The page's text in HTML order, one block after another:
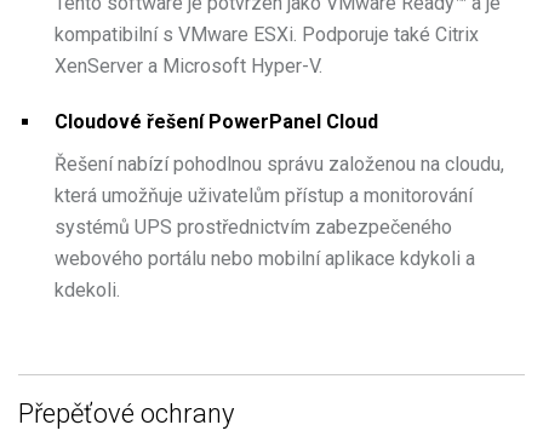
kompatibilní s VMware ESXi. Podporuje také Citrix
XenServer a Microsoft Hyper-V.
Cloudové řešení PowerPanel Cloud
Řešení nabízí pohodlnou správu založenou na cloudu,
která umožňuje uživatelům přístup a monitorování
systémů UPS prostřednictvím zabezpečeného
webového portálu nebo mobilní aplikace kdykoli a
kdekoli.
Přepěťové ochrany